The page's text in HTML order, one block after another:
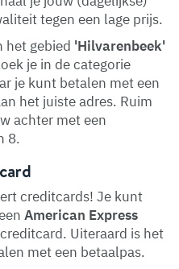
tegen een lage prijs.
het gebied 'Hilvarenbeek'
je in de categorie
je kunt betalen met een
het juiste adres. Ruim
achter met een
8.
creditcards! Je kunt
American Express
creditcard. Uiteraard is het
met een betaalpas.